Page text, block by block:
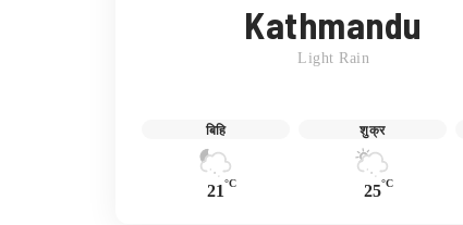
Kathmandu
Light Rain
बिहि
21°C
शुक्र
25°C